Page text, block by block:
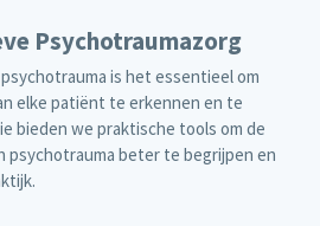
Psychotraumazorg
is het essentieel om
elke patiënt te erkennen en te
bieden we praktische tools om de
psychotrauma beter te begrijpen en